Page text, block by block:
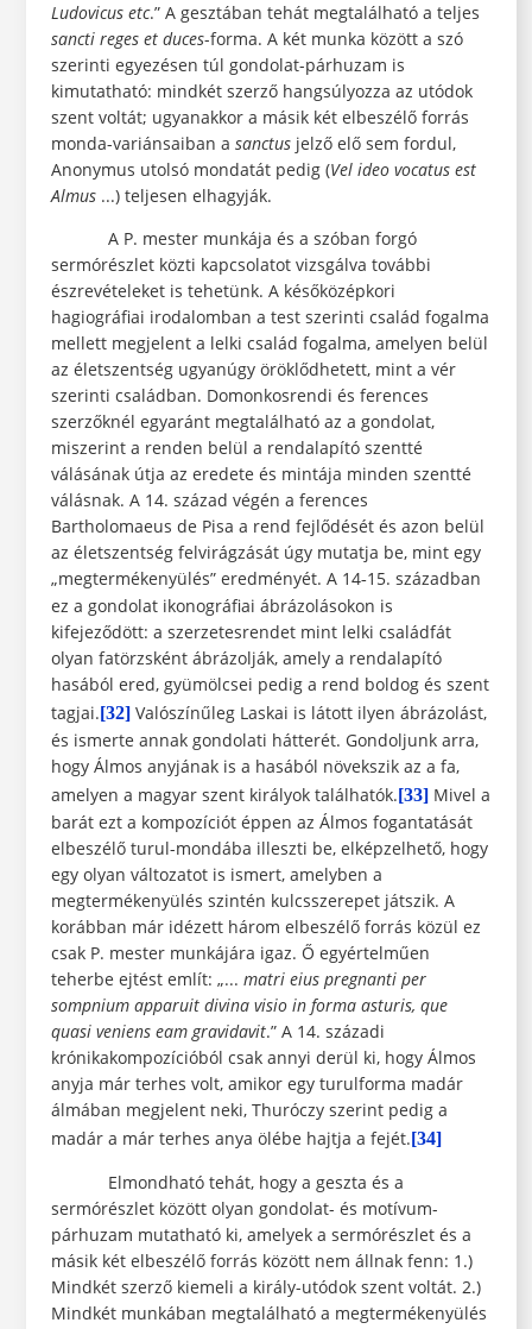
Ludovicus etc.” A gesztában tehát megtalálható a teljes
sancti reges et duces-forma. A két munka között a szó
szerinti egyezésen túl gondolat-párhuzam is
kimutatható: mindkét szerző hangsúlyozza az utódok
szent voltát; ugyanakkor a másik két elbeszélő forrás
monda-variánsaiban a sanctusjelző elő sem fordul,
Anonymus utolsó mondatát pedig (Vel ideo vocatus est
Almus...) teljesen elhagyják.
A P. mester munkája és a szóban forgó
sermórészlet közti kapcsolatot vizsgálva további
észrevételeket is tehetünk. A későközépkori
hagiográfiai irodalomban a test szerinti család fogalma
mellett megjelent a lelki család fogalma, amelyen belül
az életszentség ugyanúgy öröklődhetett, mint a vér
szerinti családban. Domonkosrendi és ferences
szerzőknél egyaránt megtalálható az a gondolat,
miszerint a renden belül a rendalapító szentté
válásának útja az eredete és mintája minden szentté
válásnak. A 14. század végén a ferences
Bartholomaeus de Pisa a rend fejlődését és azon belül
az életszentség felvirágzását úgy mutatja be, mint egy
„megtermékenyülés” eredményét. A 14-15. században
ez a gondolat ikonográfiai ábrázolásokon is
kifejeződött: a szerzetesrendet mint lelki családfát
olyan fatörzsként ábrázolják, amely a rendalapító
hasából ered, gyümölcsei pedig a rend boldog és szent
tagjai.[32]Valószínűleg Laskai is látott ilyen ábrázolást,
és ismerte annak gondolati hátterét. Gondoljunk arra,
hogy Álmos anyjának is a hasából növekszik az a fa,
amelyen a magyar szent királyok találhatók.[33]Mivel a
barát ezt a kompozíciót éppen az Álmos fogantatását
elbeszélő turul-mondába illeszti be, elképzelhető, hogy
egy olyan változatot is ismert, amelyben a
megtermékenyülés szintén kulcsszerepet játszik. A
korábban már idézett három elbeszélő forrás közül ez
csak P. mester munkájára igaz. Ő egyértelműen
teherbe ejtést említ: „... matri eius pregnanti per
sompnium apparuit divina visio in forma asturis, que
quasi veniens eam gravidavit.” A 14. századi
krónikakompozícióból csak annyi derül ki, hogy Álmos
anyja már terhes volt, amikor egy turulforma madár
álmában megjelent neki, Thuróczy szerint pedig a
madár a már terhes anya ölébe hajtja a fejét.[34]
Elmondható tehát, hogy a geszta és a
sermórészlet között olyan gondolat- és motívum-
párhuzam mutatható ki, amelyek a sermórészlet és a
másik két elbeszélő forrás között nem állnak fenn: 1.)
Mindkét szerző kiemeli a király-utódok szent voltát. 2.)
Mindkét munkában megtalálható a megtermékenyülés